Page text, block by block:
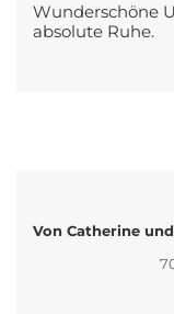
Wunderschöne
absolute Ruhe.